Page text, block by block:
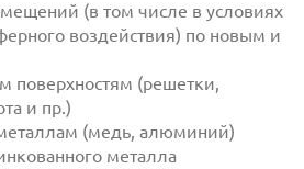
(в том числе в условиях
воздействия) по новым и
поверхностям (решетки,
и пр.)
(медь, алюминий)
металла